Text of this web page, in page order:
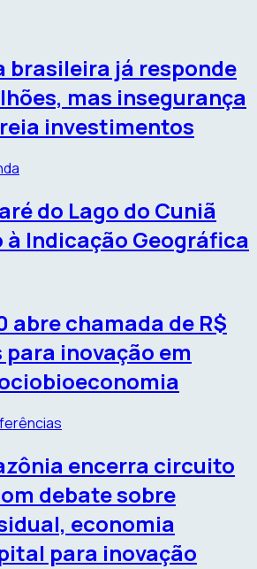
brasileira já responde
mas insegurança
investimentos
do Lago do Cuniã
à Indicação Geográfica
abre chamada de R$
para inovação em
encerra circuito
debate sobre
economia
para inovação